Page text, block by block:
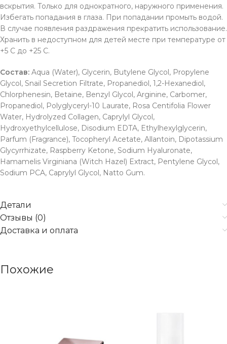
вскрытия. Только для однократного, наружного применения.
Избегать попадания в глаза. При попадании промыть водой.
В случае появления раздражения прекратить использование.
Хранить в недоступном для детей месте при температуре от
+5 С до +25 С.
Состав: Aqua (Water), Glycerin, Butylene Glycol, Propylene
Glycol, Snail Secretion Filtrate, Propanediol, 1,2-Hexanediol,
Chlorphenesin, Betaine, Benzyl Glycol, Arginine, Carbomer,
Propanediol, Polyglyceryl-10 Laurate, Rosa Centifolia Flower
Water, Hydrolyzed Collagen, Caprylyl Glycol,
Hydroxyethylcellulose, Disodium EDTA, Ethylhexylglycerin,
Parfum (Fragrance), Tocopheryl Acetate, Allantoin, Dipotassium
Glycyrrhizate, Raspberry Ketone, Sodium Hyaluronate,
Hamamelis Virginiana (Witch Hazel) Extract, Pentylene Glycol,
Sodium PCA, Caprylyl Glycol, Natto Gum.
Детали
Отзывы (0)
Доставка и оплата
Похожие